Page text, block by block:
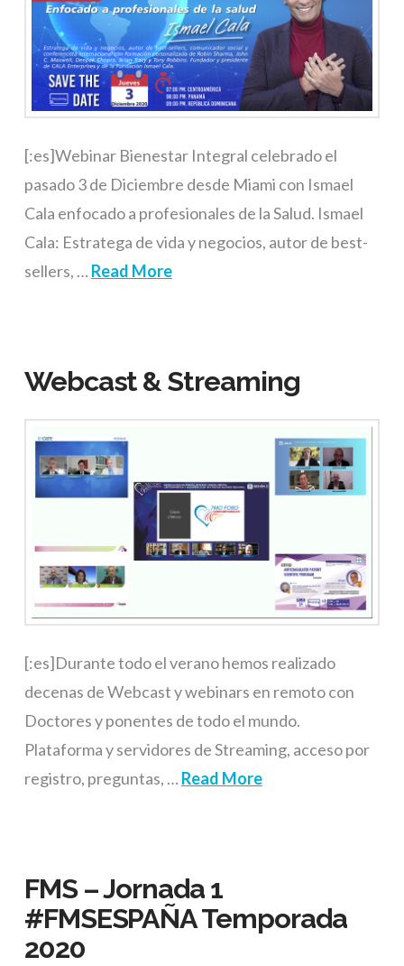
[:es]Webinar Bienestar Integral celebrado el
pasado 3 de Diciembre desde Miami con Ismael
Cala enfocado a profesionales de la Salud. Ismael
Cala: Estratega de vida y negocios, autor de best-
sellers, … Read More
Webcast & Streaming
[:es]Durante todo el verano hemos realizado
decenas de Webcast y webinars en remoto con
Doctores y ponentes de todo el mundo.
Plataforma y servidores de Streaming, acceso por
registro, preguntas, … Read More
FMS – Jornada 1
#FMSESPAÑA Temporada
2020